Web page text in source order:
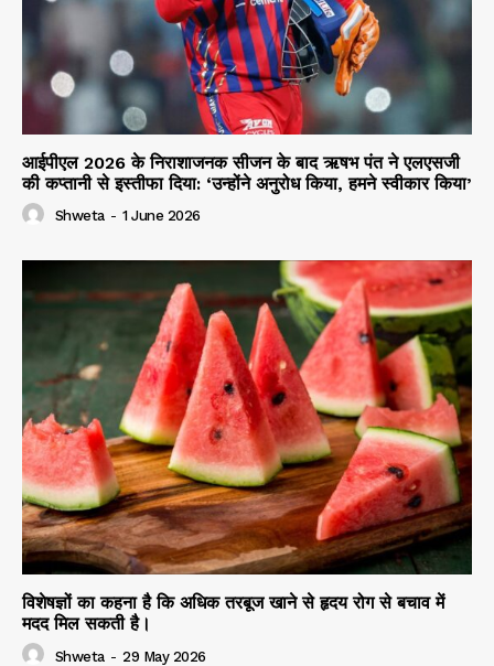
आईपीएल 2026 के निराशाजनक सीजन के बाद ऋषभ पंत ने एलएसजी
की कप्तानी से इस्तीफा दिया: ‘उन्होंने अनुरोध किया, हमने स्वीकार किया’
Shweta - 1 June 2026
विशेषज्ञों का कहना है कि अधिक तरबूज खाने से हृदय रोग से बचाव में
मदद मिल सकती है।
Shweta - 29 May 2026